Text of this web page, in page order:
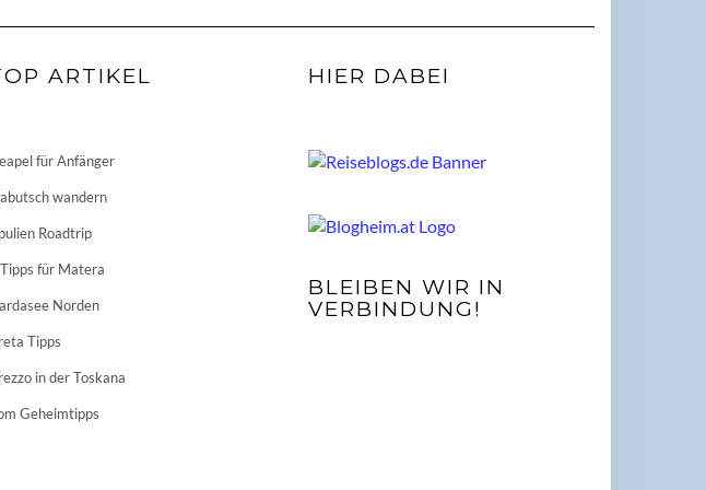
ARTIKEL
für Anfänger
wandern
Roadtrip
für Matera
Norden
Tipps
in der Toskana
Geheimtipps
HIER DABEI
BLEIBEN WIR IN
VERBINDUNG!